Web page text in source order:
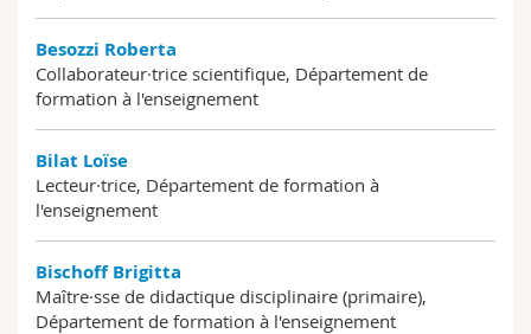
Besozzi Roberta
Collaborateur·trice scientifique, Département de
formation à l'enseignement
Bilat Loïse
Lecteur·trice, Département de formation à
l'enseignement
Bischoff Brigitta
Maître·sse de didactique disciplinaire (primaire),
Département de formation à l'enseignement